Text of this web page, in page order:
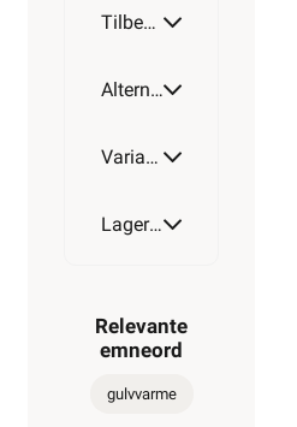
Tilbehør
Alternative artikler
Varianter av artikkel
Lagerstatus
Relevante
emneord
gulvvarme